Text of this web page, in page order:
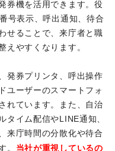
券機を活用できます。役
号表示、呼出通知、待合
せることで、来庁者と職
えやすくなります。
発券プリンタ、呼出操作
ユーザーのスマートフォ
れています。また、自治
タイム配信やLINE通知、
来庁時間の分散化や待合
。 当社が重視しているの